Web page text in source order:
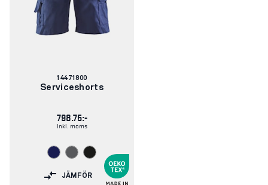
Artikelnummer:
14471800
Serviceshorts
798.75:-
Inkl. moms
JÄMFÖR